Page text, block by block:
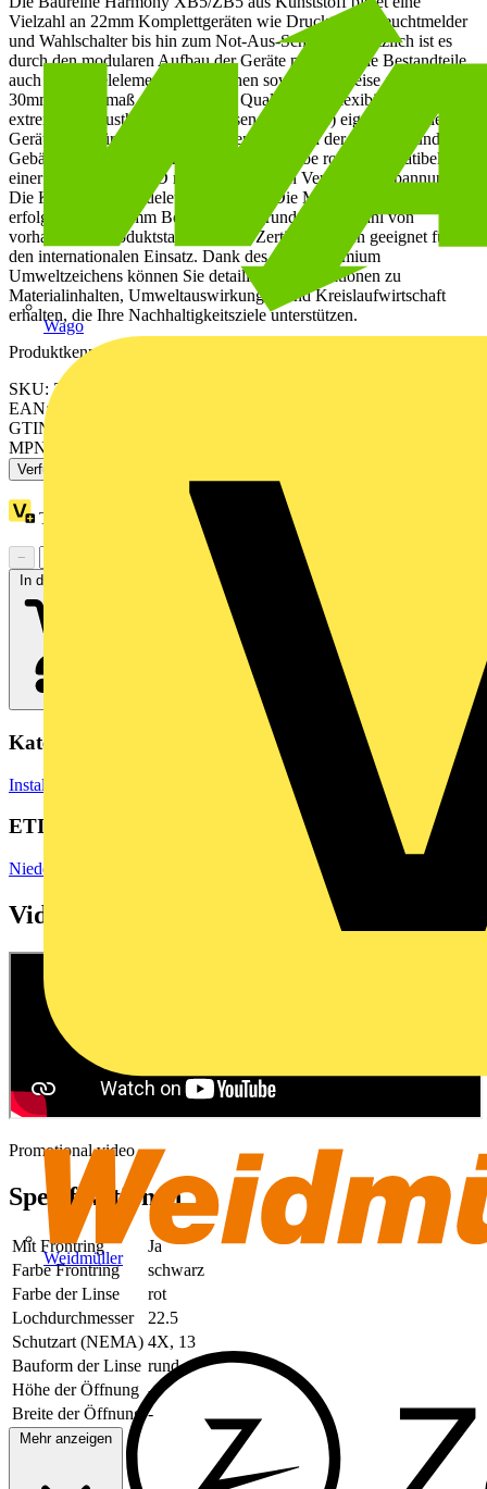
Wago
Weidmüller
Vielzahl an 22mm Komplettgeräten wie Drucktaster, Leuchtmelder
und Wahlschalter bis hin zum Not-Aus-Schalter. Zusätzlich ist es
durch den modularen Aufbau der Geräte möglich, alle Bestandteile
auch als Einzelelemente zu beziehen sowie wahlweise auch für
30mm Einbaumaß. Aufgrund der Qualität, der Flexibilität und der
extremen Robustheit (Schutzklassen bis IP69K) eignen sich die
Geräte ideal für die meisten Anwendungen in der Industrie und in
Gebäuden. Dieser Leuchtmelder in der Farbe rot ist kompatibel mit
einer universellen LED mit verschiedenen Versorgungsspannungen.
Die Kalotte der Meldeleuchte ist glatt. Die Montage dieses Produkts
erfolgt in einer 22mm Bohrung. Aufgrund der Vielzahl von
vorhandenen Produktstandards und Zertifizierungen geeignet für
den internationalen Einsatz. Dank des Green Premium
Umweltzeichens können Sie detaillierte Informationen zu
Materialinhalten, Umweltauswirkungen und Kreislaufwirtschaft
erhalten, die Ihre Nachhaltigkeitsziele unterstützen.
Produktkennzeichen
SKU: ZB5AV043
EAN: 3389110908107
GTIN: 3389110908107
MPN: ZB5AV043
Verfügbar: 3 Händler
Treuepunkte:
−
In den Warenkorb
Kategorien
Installationsmaterial & Zubehör Steckdosen & Schalter Lichtschalter
ETIM Group
Niederspannungsschaltgeräte
Videos
Promotional video
Spezifikationen
Mit Frontring
Ja
Farbe Frontring
schwarz
Farbe der Linse
rot
Lochdurchmesser
22.5
Schutzart (NEMA) 4X, 13
Bauform der Linse rund
Höhe der Öffnung -
Breite der Öffnung -
Mehr anzeigen